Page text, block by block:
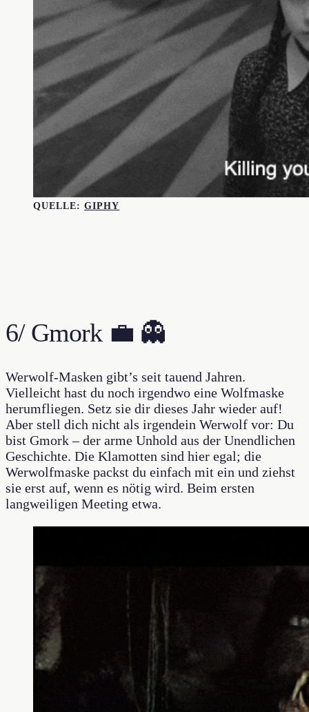
QUELLE:GIPHY
6/ Gmork 💼 👻
Werwolf-Masken gibt’s seit tauend Jahren.
Vielleicht hast du noch irgendwo eine Wolfmaske
herumfliegen. Setz sie dir dieses Jahr wieder auf!
Aber stell dich nicht als irgendein Werwolf vor: Du
bist Gmork – der arme Unhold aus der Unendlichen
Geschichte. Die Klamotten sind hier egal; die
Werwolfmaske packst du einfach mit ein und ziehst
sie erst auf, wenn es nötig wird. Beim ersten
langweiligen Meeting etwa.